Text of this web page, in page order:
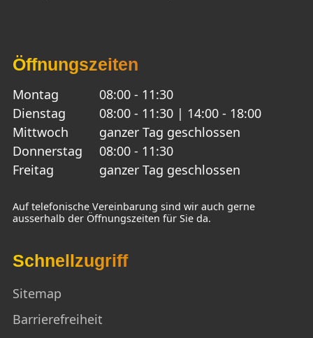
Öffnungszeiten
Montag
08:00 - 11:30
Dienstag
08:00 - 11:30 | 14:00 - 18:00
Mittwoch
ganzer Tag geschlossen
Donnerstag
08:00 - 11:30
Freitag
ganzer Tag geschlossen
Auf telefonische Vereinbarung sind wir auch gerne
ausserhalb der Öffnungszeiten für Sie da.
Schnellzugriff
Sitemap
Barrierefreiheit